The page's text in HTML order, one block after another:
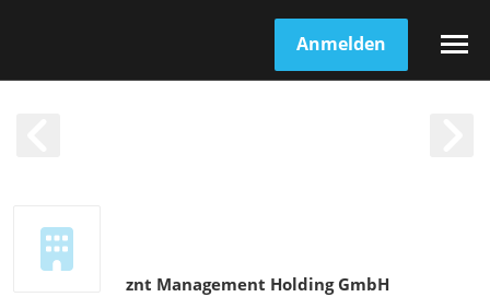
Anmelden
znt Management Holding GmbH